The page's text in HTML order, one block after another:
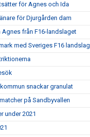
för Agnes och Ida
för Djurgården dam
Agnes från F16-landslaget
med Sveriges F16 landslag
snackar granulat
på Sandbyvallen
under 2021